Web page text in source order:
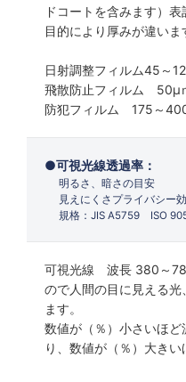
ドコートを含みます）表
目的により厚みが違いま
日射調整フィルム45～
飛散防止フィルム 50µ
防犯フィルム 175～
可視光線透過率：
明るさ、暗さの目安
見えにくさプライバシー
規格：JIS A5759 ISO
可視光線 波長 380～
ので人間の目に見える
ます。
数値が（％）小さいほど
り、数値が（％）大きい